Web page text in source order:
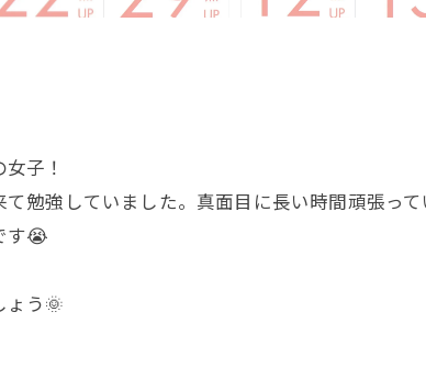
子！
勉強していました。真面目に長い時間頑張っ
す😭
ょう🌞